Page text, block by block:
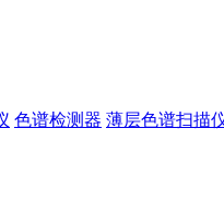
色谱检测器 薄层色谱扫描